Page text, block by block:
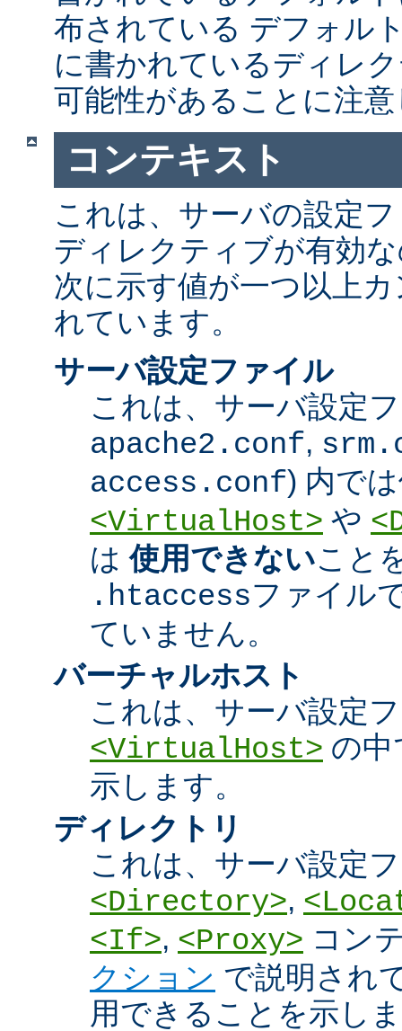
布されている デフォル
に書かれているディレ
可能性があることに注
コンテキスト
これは、サーバの設定
ディレクティブが有効
次に示す値が一つ以上
れています。
サーバ設定ファイル
これは、サーバ設定
apache2.conf,
access.conf) 内で
<VirtualHost> や
は使用できないこと
.htaccessファイル
ていません。
バーチャルホスト
これは、サーバ設定
<VirtualHost> の中
示します。
ディレクトリ
これは、サーバ設定
<Directory>,
<If>, <Proxy> コン
クション で説明され
用できることを示し